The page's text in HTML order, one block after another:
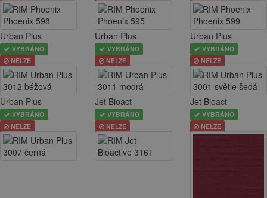
Urban Plus
VYBRÁNO
NELZE
Urban Plus
VYBRÁNO
NELZE
Urban Plus
VYBRÁNO
NELZE
Urban Plus
VYBRÁNO
NELZE
Jet Bioact
VYBRÁNO
NELZE
Jet Bioact
VYBRÁNO
NELZE